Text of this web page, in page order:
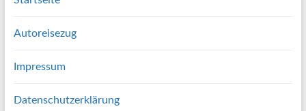
Autoreisezug
Impressum
Datenschutzerklärung